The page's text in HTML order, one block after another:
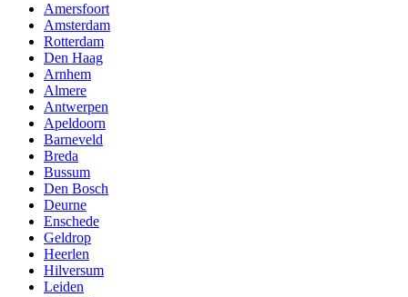
Amersfoort
Amsterdam
Rotterdam
Den Haag
Arnhem
Almere
Antwerpen
Apeldoorn
Barneveld
Breda
Bussum
Den Bosch
Deurne
Enschede
Geldrop
Heerlen
Hilversum
Leiden